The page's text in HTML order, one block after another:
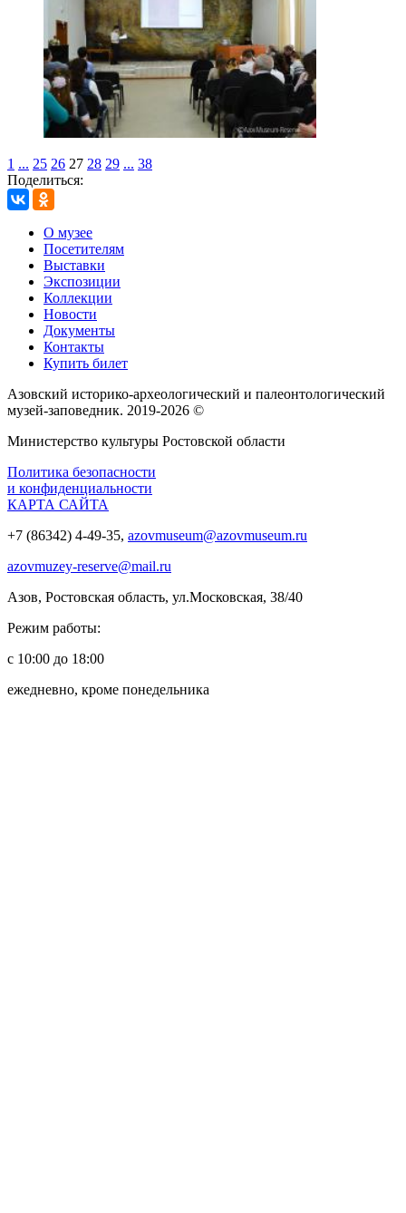
1 ... 25 26 27 28 29 ... 38
Поделиться:
О музее
Посетителям
Выставки
Экспозиции
Коллекции
Новости
Документы
Контакты
Купить билет
Азовский историко‑археологический и палеонтологический
музей‑заповедник. 2019-2026 ©
Министерство культуры Ростовской области
Политика безопасности
и конфиденциальности
КАРТА САЙТА
+7 (86342) 4-49-35, azovmuseum@azovmuseum.ru
azovmuzey-reserve@mail.ru
Азов, Ростовская область, ул.Московская, 38/40
Режим работы:
с 10:00 до 18:00
ежедневно, кроме понедельника